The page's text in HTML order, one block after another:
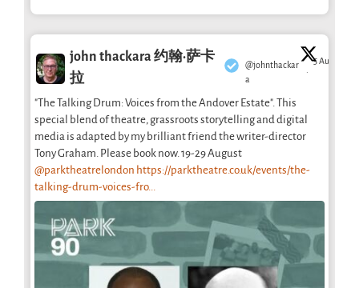
john thackara 约翰·萨卡
拉
@johnthackar
a
·
5 Aug
"The Talking Drum: Voices from the Andover Estate". This
special blend of theatre, grassroots storytelling and digital
media is adapted by my brilliant friend the writer-director
Tony Graham. Please book now. 19-29 August
@parktheatrelondon https://parktheatre.co.uk/events/the-
talking-drum-voices-fro...